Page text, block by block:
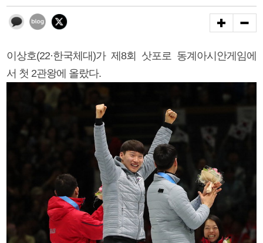
이상호(22·한국체대)가 제8회 삿포로 동계아시안게임에
서 첫 2관왕에 올랐다.